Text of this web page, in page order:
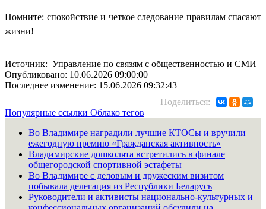
Помните: спокойствие и четкое следование правилам спасают
жизни!
Источник: Управление по связям с общественностью и СМИ
Опубликовано: 10.06.2026 09:00:00
Последнее изменение: 15.06.2026 09:32:43
Поделиться:
Популярные ссылки Облако тегов
Во Владимире наградили лучшие КТОСы и вручили
ежегодную премию «Гражданская активность»
Владимирские дошколята встретились в финале
общегородской спортивной эстафеты
Во Владимире с деловым и дружеским визитом
побывала делегация из Республики Беларусь
Руководители и активисты национально-культурных и